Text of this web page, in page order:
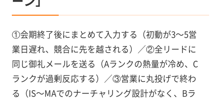
①会期終了後にまとめて入力する（初動が3〜5営
業日遅れ、競合に先を越される）／②全リードに
同じ御礼メールを送る（Aランクの熱量が冷め、C
ランクが過剰反応する）／③営業に丸投げで終わ
る（IS〜MAでのナーチャリング設計がなく、Bラ